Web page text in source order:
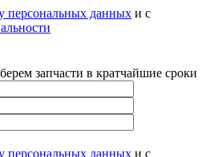
персональных данных и с
запчасти в кратчайшие сроки
персональных данных и с